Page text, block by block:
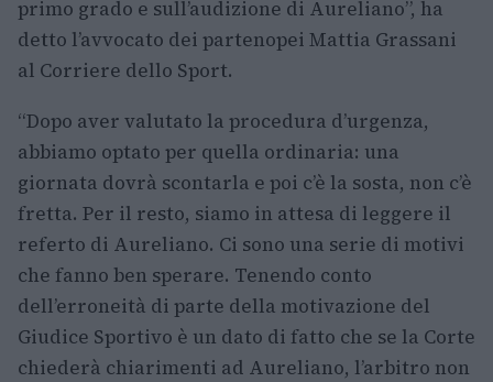
primo grado e sull’audizione di Aureliano”, ha
detto l’avvocato dei partenopei Mattia Grassani
al Corriere dello Sport.
“Dopo aver valutato la procedura d’urgenza,
abbiamo optato per quella ordinaria: una
giornata dovrà scontarla e poi c’è la sosta, non c’è
fretta. Per il resto, siamo in attesa di leggere il
referto di Aureliano. Ci sono una serie di motivi
che fanno ben sperare. Tenendo conto
dell’erroneità di parte della motivazione del
Giudice Sportivo è un dato di fatto che se la Corte
chiederà chiarimenti ad Aureliano, l’arbitro non